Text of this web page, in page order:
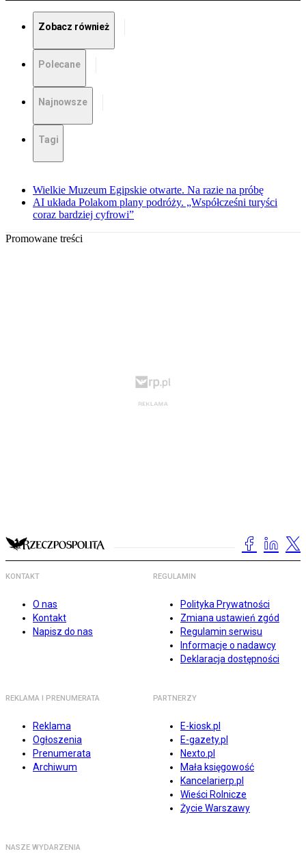
Zobacz również
Polecane
Najnowsze
Tagi
Wielkie Muzeum Egipskie otwarte. Na razie na próbę
AI układa Polakom plany podróży. „Współcześni turyści
coraz bardziej cyfrowi”
Promowane treści
KONTAKT
O nas
Kontakt
Napisz do nas
REGULAMIN
Polityka Prywatności
Zmiana ustawień zgód
Regulamin serwisu
Informacje o nadawcy
Deklaracja dostępności
REKLAMA I PRENUMERATA
Reklama
Ogłoszenia
Prenumerata
Archiwum
PARTNERZY
E-kiosk.pl
E-gazety.pl
Nexto.pl
Mała księgowość
Kancelarierp.pl
Wieści Rolnicze
Życie Warszawy
NASZE WYDARZENIA